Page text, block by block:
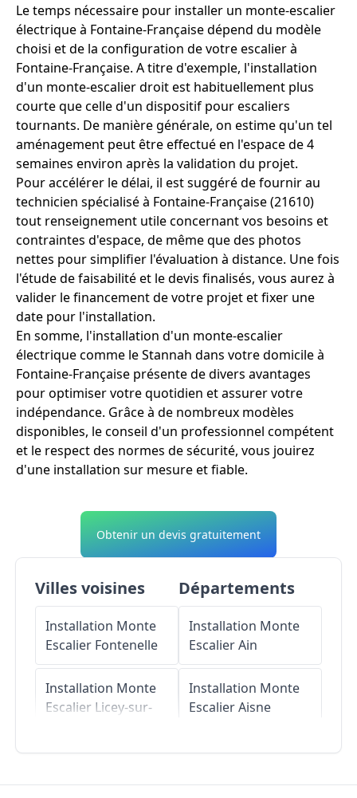
Le temps nécessaire pour installer un monte-escalier
électrique à Fontaine-Française dépend du modèle
choisi et de la configuration de votre escalier à
Fontaine-Française. A titre d'exemple, l'installation
d'un monte-escalier droit est habituellement plus
courte que celle d'un dispositif pour escaliers
tournants. De manière générale, on estime qu'un tel
aménagement peut être effectué en l'espace de 4
semaines environ après la validation du projet.
Pour accélérer le délai, il est suggéré de fournir au
technicien spécialisé à Fontaine-Française (21610)
tout renseignement utile concernant vos besoins et
contraintes d'espace, de même que des photos
nettes pour simplifier l'évaluation à distance. Une fois
l'étude de faisabilité et le devis finalisés, vous aurez à
valider le financement de votre projet et fixer une
date pour l'installation.
En somme, l'installation d'un monte-escalier
électrique comme le Stannah dans votre domicile à
Fontaine-Française présente de divers avantages
pour optimiser votre quotidien et assurer votre
indépendance. Grâce à de nombreux modèles
disponibles, le conseil d'un professionnel compétent
et le respect des normes de sécurité, vous jouirez
d'une installation sur mesure et fiable.
Obtenir un devis gratuitement
Villes voisines
Installation Monte
Escalier Fontenelle
Installation Monte
Escalier Licey-sur-
EscalierAttricourt
Départements
Installation Monte
EscalierAin
Installation Monte
EscalierAisne
Installation Monte